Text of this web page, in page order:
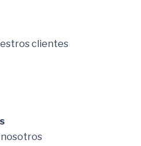
clientes
nosotros